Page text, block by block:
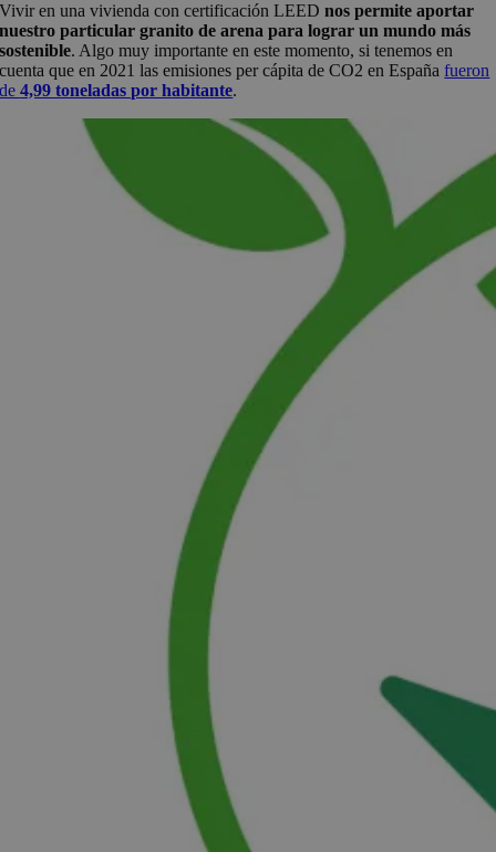
Vivir en una vivienda con certificación LEEDnos permite aportar
nuestro particular granito de arena para lograr un mundo más
sostenible. Algo muy importante en este momento, si tenemos en
cuenta que en 2021 las emisiones per cápita de CO2 en Españafueron
de4,99 toneladas por habitante.